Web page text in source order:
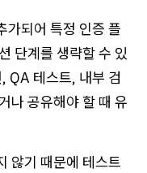
되어 특정 인증 플
단계를 생략할 수 있
QA 테스트, 내부 검
나 공유해야 할 때 유
않기 때문에 테스트